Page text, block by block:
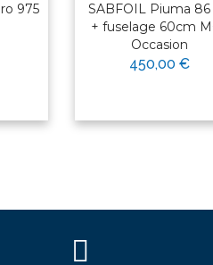
975
SABFOIL Piuma 86
+ fuselage 60cm
Occasion
450,00 €